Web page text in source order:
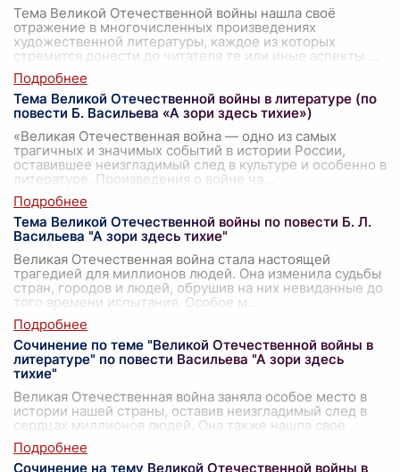
Тема Великой Отечественной войны нашла своё
отражение в многочисленных произведениях
художественной литературы, каждое из которых
стремится донести до читателя те или иные аспекты
Тема Великой Отечественной войны в литературе (по
повести Б. Васильева «А зори здесь тихие»)
«Великая Отечественная война — одно из самых
трагичных и значимых событий в истории России,
оставившее неизгладимый след в культуре и особенно в
литературе. Произведения о войне ча
Тема Великой Отечественной войны по повести Б. Л.
Васильева "А зори здесь тихие"
Великая Отечественная война стала настоящей
трагедией для миллионов людей. Она изменила судьбы
стран, городов и людей, обрушив на них невиданные до
того времени испытания. Особое м
Сочинение по теме "Великой Отечественной войны в
литературе" по повести Васильева "А зори здесь
тихие"
Великая Отечественная война заняла особое место в
истории нашей страны, оставив неизгладимый след в
сердцах миллионов людей. Она также нашла свое
отражение в литературе, став источ
Сочинение на тему Великой Отечественной войны в